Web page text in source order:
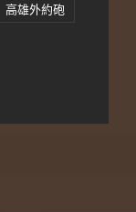
高雄外約砲